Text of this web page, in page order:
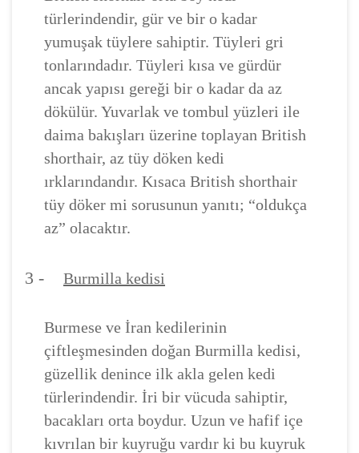
türlerindendir, gür ve bir o kadar
yumuşak tüylere sahiptir. Tüyleri gri
tonlarındadır. Tüyleri kısa ve gürdür
ancak yapısı gereği bir o kadar da az
dökülür. Yuvarlak ve tombul yüzleri ile
daima bakışları üzerine toplayan British
shorthair, az tüy döken kedi
ırklarındandır. Kısaca British shorthair
tüy döker mi sorusunun yanıtı; “oldukça
az” olacaktır.
3 - Burmilla kedisi
Burmese ve İran kedilerinin
çiftleşmesinden doğan Burmilla kedisi,
güzellik denince ilk akla gelen kedi
türlerindendir. İri bir vücuda sahiptir,
bacakları orta boydur. Uzun ve hafif içe
kıvrılan bir kuyruğu vardır ki bu kuyruk